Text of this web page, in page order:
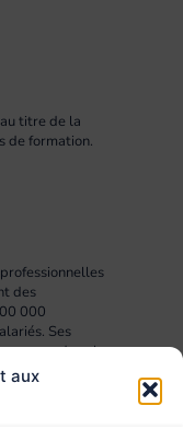
aux
titre de la
de formation.
des
000
Ses
dans la